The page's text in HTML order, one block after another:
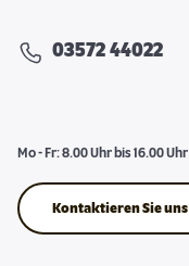
03572 44022
Mo - Fr: 8.00 Uhr bis 16.00 Uhr
Kontaktieren Sie uns